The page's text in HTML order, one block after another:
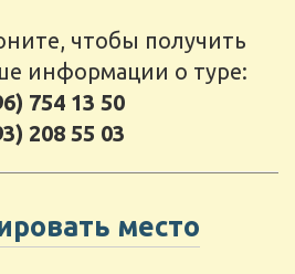
чтобы получить
информации о туре:
754 13 50
208 55 03
место